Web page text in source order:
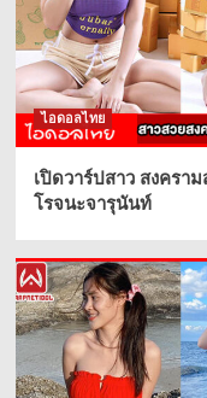
ไอดอลไทย
เปิดวาร์ปสาว สงครา
โรจนะจารุนันท์